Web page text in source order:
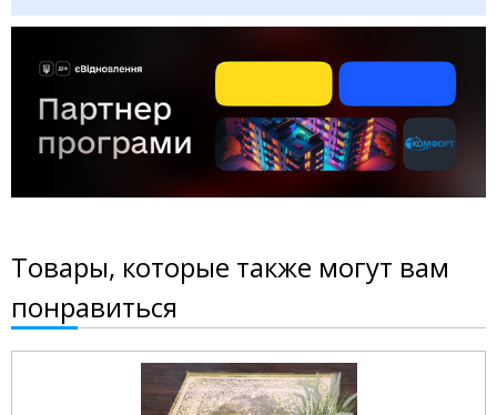
Товары, которые также могут вам
понравиться